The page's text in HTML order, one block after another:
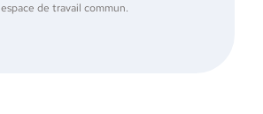
espace de travail commun.